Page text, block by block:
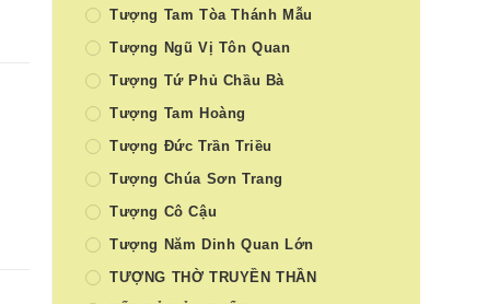
Tượng Tam Tòa Thánh Mẫu
Tượng Ngũ Vị Tôn Quan
Tượng Tứ Phủ Chầu Bà
Tượng Tam Hoàng
Tượng Đức Trần Triều
Tượng Chúa Sơn Trang
Tượng Cô Cậu
Tượng Năm Dinh Quan Lớn
TƯỢNG THỜ TRUYỀN THẦN